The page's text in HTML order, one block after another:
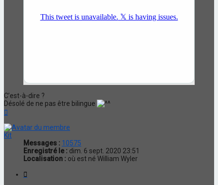
C’est-à-dire ?
Désolé de ne pas être bilingue
Kit
Messages : 10575
Enregistré le : dim. 6 sept. 2020 23:51
Localisation : où est né William Wyler